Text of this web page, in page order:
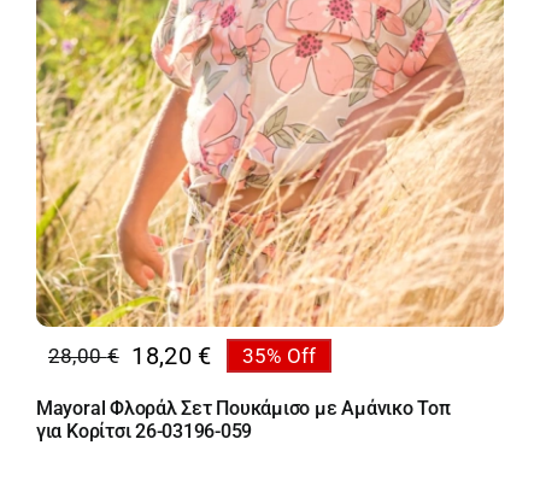
28,00€
Original
price
was:
18,20 €
Η
τρέχουσα
τιμή
35% Off
Mayoral Φλοράλ Σετ Πουκάμισο με Αμάνικο Τοπ
για Κορίτσι 26-03196-059